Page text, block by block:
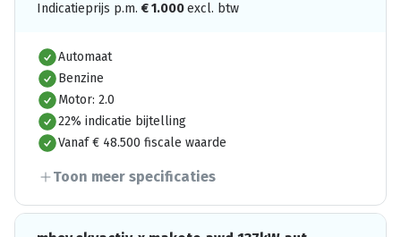
Indicatieprijs p.m. €1.000excl. btw
Automaat
Benzine
Motor: 2.0
22% indicatie bijtelling
Vanaf € 48.500 fiscale waarde
Toon meer specificaties